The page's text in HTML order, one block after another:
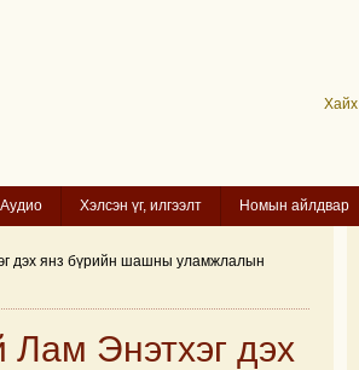
Хайх
Хэлсэн үг, илгээлт Номын айлдвар
дэх янз бүрийн шашны уламжлалын
Лам Энэтхэг дэх